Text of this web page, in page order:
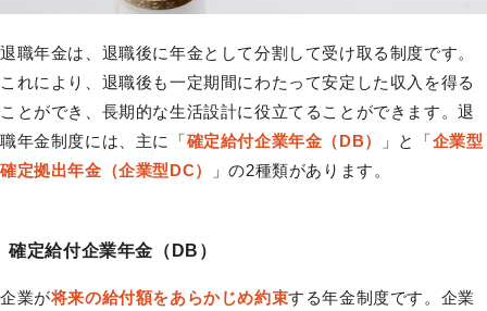
退職年金は、退職後に年金として分割して受け取る制度です。
これにより、退職後も一定期間にわたって安定した収入を得る
ことができ、長期的な生活設計に役立てることができます。退
職年金制度には、主に「確定給付企業年金（DB） 」と「企業型
確定拠出年金（企業型DC）
」の2種類があります。
確定給付企業年金（DB）
企業が将来の給付額をあらかじめ約束する年金制度です。企業